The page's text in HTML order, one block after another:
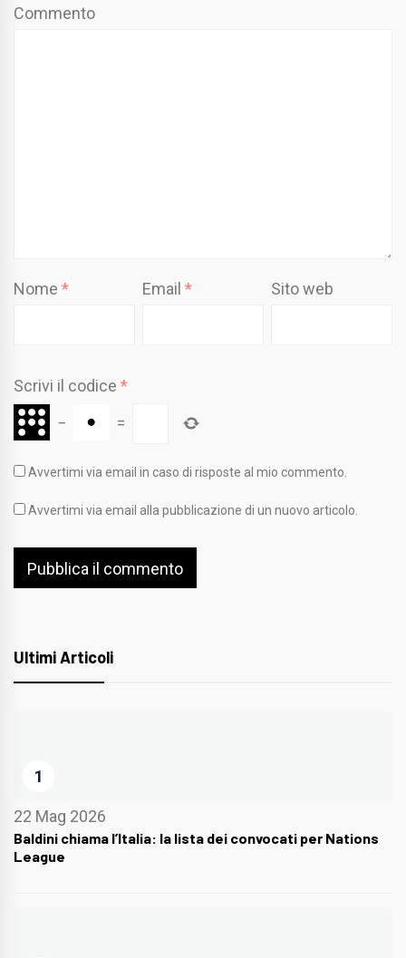
Commento
Nome * Email* Sito web
Scrivi il codice *
−
=
Avvertimi via email in caso di risposte al mio commento.
Avvertimi via email alla pubblicazione di un nuovo articolo.
Ultimi Articoli
1
22 Mag 2026
Baldini chiama l’Italia: la lista dei convocati per Nations
League